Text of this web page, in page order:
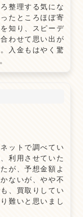
整理する気にな
たところほぼ寄
知り、スピーデ
わせて思い出が
入金もはやく驚
ットで調べてい
利用させていた
が、予想金額よ
ないが、やや不
、買取りしてい
難いと思いまし